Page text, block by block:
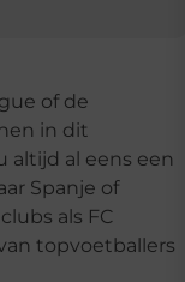
of de
in dit
altijd al eens een
Spanje of
als FC
topvoetballers